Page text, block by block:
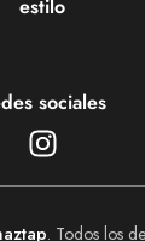
estilo
sociales
. Todos los